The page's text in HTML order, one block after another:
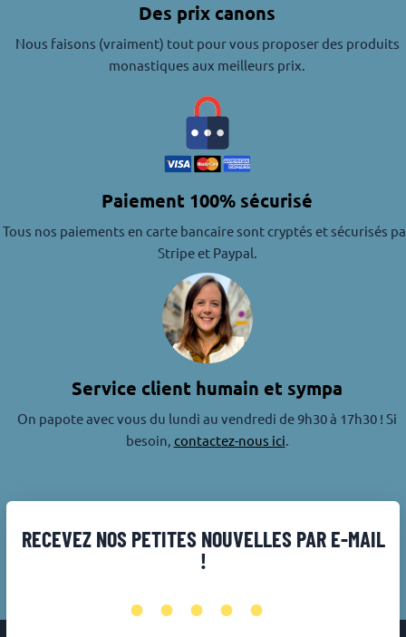
Des prix canons
Nous faisons (vraiment) tout pour vous proposer des produits
monastiques aux meilleurs prix.
Paiement 100% sécurisé
Tous nos paiements en carte bancaire sont cryptés et sécurisés
Stripe et Paypal.
Service client humain et sympa
On papote avec vous du lundi au vendredi de 9h30 à 17h30 ! Si
besoin, contactez-nous ici.
RECEVEZ NOS PETITES NOUVELLES PAR E-MAIL
!
•••••